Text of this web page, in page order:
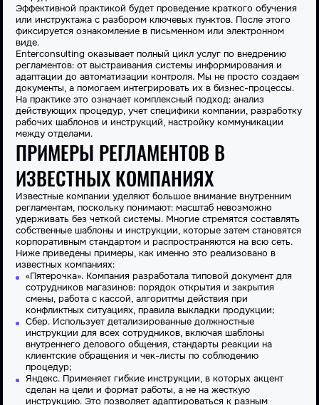
Эффективной практикой будет проведение краткого обучения
или инструктажа с разбором ключевых пунктов. После этого
фиксируется ознакомление в письменном или электронном
виде.
Enterconsulting оказывает полный цикл услуг по внедрению
регламентов: от выстраивания системы информирования и
адаптации до автоматизации контроля. Мы не просто создаем
документы, а помогаем интегрировать их в бизнес-процессы.
На практике это означает комплексный подход: анализ
действующих процедур, учет специфики компании, разработку
рабочих шаблонов и инструкций, настройку коммуникации
между отделами.
ПРИМЕРЫ РЕГЛАМЕНТОВ В
ИЗВЕСТНЫХ КОМПАНИЯХ
Известные компании уделяют большое внимание внутренним
регламентам, поскольку понимают: масштаб невозможно
удерживать без четкой системы. Многие стремятся составлять
собственные шаблоны и инструкции, которые затем становятся
корпоративным стандартом и распространяются на всю сеть.
Ниже приведены примеры, как именно это реализовано в
известных компаниях:
«Пятерочка». Компания разработала типовой документ для
сотрудников магазинов: порядок открытия и закрытия
смены, работа с кассой, алгоритмы действия при
конфликтных ситуациях, правила выкладки продукции;
Сбер. Использует детализированные должностные
инструкции для всехсотрудников, включая шаблоны
внутреннего делового общения, стандарты реакции на
клиентские обращения и чек-листы по соблюдению
процедур;
Яндекс. Применяет гибкие инструкции, в которых акцент
сделан на цели и формат работы, а не на жесткую
инструкцию. Это позволяет адаптироваться к разным